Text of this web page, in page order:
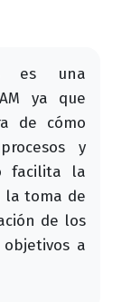
es una
ya que
de cómo
y
facilita la
la toma de
de los
a